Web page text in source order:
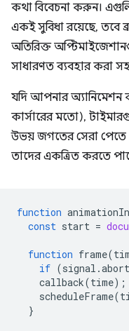
কথা বিবেচনা করুন।
একই সুবিধা রয়েছে, তবে
অতিরিক্ত
সাধারণত ব্যবহার করা
যদি আপনার অ্যানিমেশন
কার্সারের মতো),
উভয় জগতের সেরা পেতে
তাদের একত্রিত করতে
function
const start =
function frame(
if (signal .
callback(time);
scheduleFrame(
}